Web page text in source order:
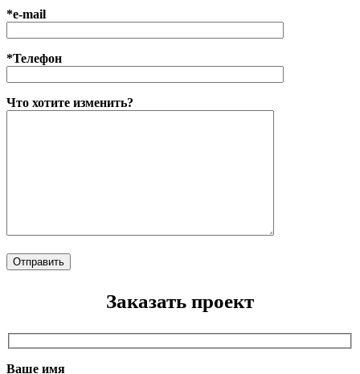
*e-mail
*Телефон
Что хотите изменить?
Заказать проект
Ваше имя